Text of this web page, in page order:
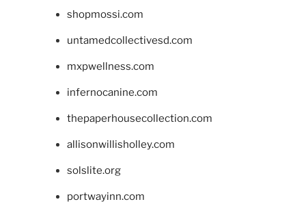
shopmossi.com
untamedcollectivesd.com
mxpwellness.com
infernocanine.com
thepaperhousecollection.com
allisonwillisholley.com
solslite.org
portwayinn.com